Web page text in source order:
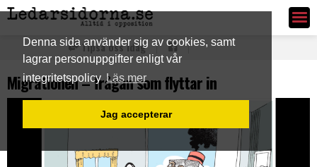
Denna sida använder sig av cookies, samt
lagrar personuppgifter enligt vår
integritetspolicyLäs mer
Jag accepterar
Ledarsidorna.se
Tipsa oss idag
Migrationen – frågan som flyttar in